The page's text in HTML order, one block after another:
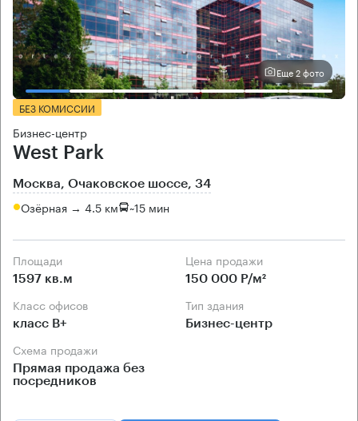
Еще 2 фото
БЕЗ КОМИССИИ
Бизнес-центр
West Park
Москва, Очаковское шоссе, 34
Озёрная → 4.5 км ~15 мин
Площади
1597 кв.м
Цена продажи
150 000 Р/м²
Класс офисов
класс B+
Тип здания
Бизнес-центр
Схема продажи
Прямая продажа без
посредников